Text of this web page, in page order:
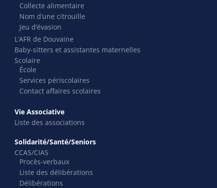
Collecte alimentaire
Nom d’une citrouille
Jeu d’évasion
L’AFR de Douvaine
Baby-sitters et assistantes maternelles
Scolaire
École
Services périscolaires
Contact affaires scolaires
Vie Associative
Liste des associations
Solidarité/Santé/Seniors
CCAS/CIAS
Procès-verbaux
Liste des délibérations
Délibérations